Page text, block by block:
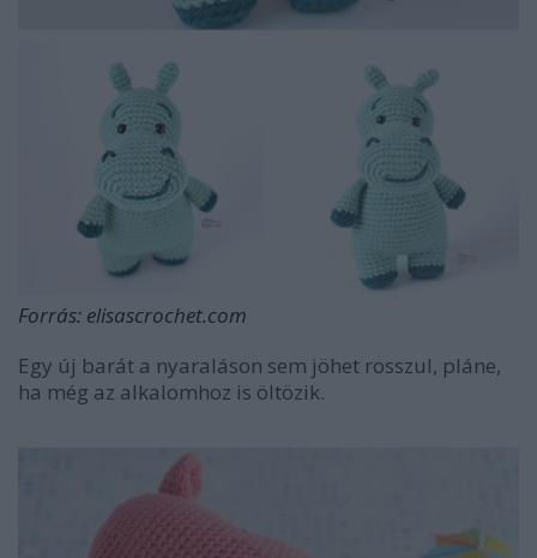
Forrás: elisascrochet.com
Egy új barát a nyaraláson sem jöhet rosszul, pláne,
ha még az alkalomhoz is öltözik.